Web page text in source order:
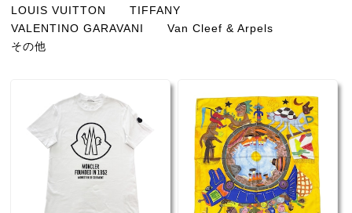
LOUIS VUITTON
TIFFANY
VALENTINO GARAVANI
Van Cleef & Arpels
その他